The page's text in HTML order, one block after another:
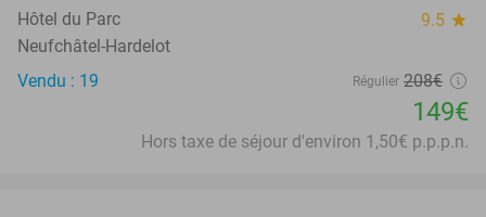
Hôtel du Parc 9.5 star
Neufchâtel-Hardelot
Vendu : 19
Régulier 208€
149€
Hors taxe de séjour d'environ 1,50€ p.p.p.n.